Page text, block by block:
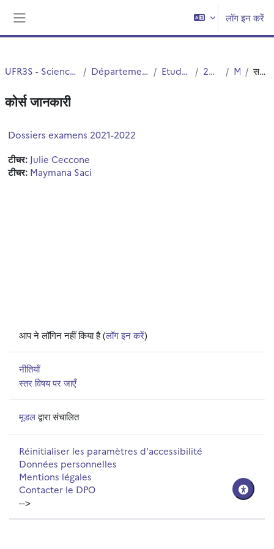
लॉग इन करें
UFR3S - Sciences de Santé et du Sport Département UFR3S - Médecine Etudes Medicales 2ND CYCLE MED6 सन्क्षिप्त विवरण
कोर्स जानकारी
Dossiers examens 2021-2022
टीचर: Julie Ceccone
टीचर: Maymana Saci
आप ने लॉगिन नहीं किया है (लॉग इन करें)
नीतियाँ
स्तर विषय पर जाएँ
मूडलद्वारा संचालित
Réinitialiser les paramètres d'accessibilité
Données personnelles
Mentions légales
Contacter le DPO
-->